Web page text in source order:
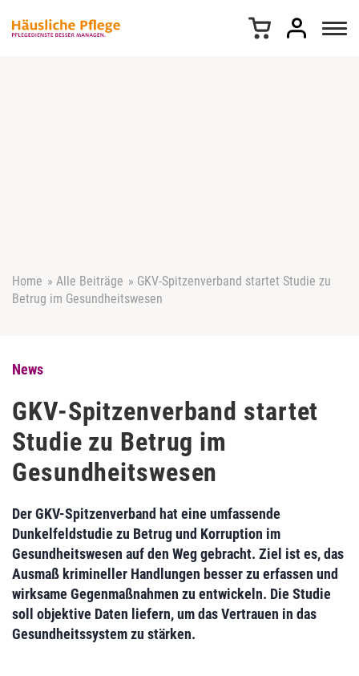
Home » Alle Beiträge » GKV-Spitzenverband startet Studie zu
Betrug im Gesundheitswesen
News
GKV-Spitzenverband startet
Studie zu Betrug im
Gesundheitswesen
Der GKV-Spitzenverband hat eine umfassende
Dunkelfeldstudie zu Betrug und Korruption im
Gesundheitswesen auf den Weg gebracht. Ziel ist es, das
Ausmaß krimineller Handlungen besser zu erfassen und
wirksame Gegenmaßnahmen zu entwickeln. Die Studie
soll objektive Daten liefern, um das Vertrauen in das
Gesundheitssystem zu stärken.